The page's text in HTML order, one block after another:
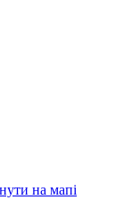
на мапі